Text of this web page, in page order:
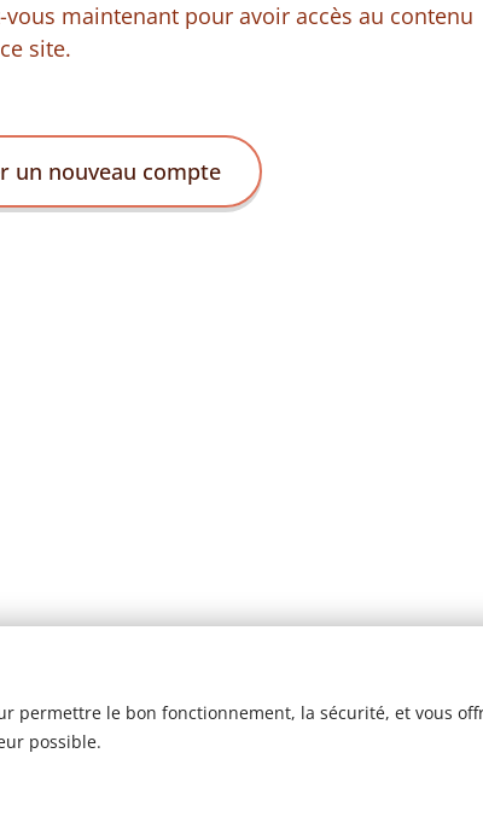
vous maintenant pour avoir accès au contenu
site.
un nouveau compte
permettre le bon fonctionnement, la sécurité, et vous
possible.